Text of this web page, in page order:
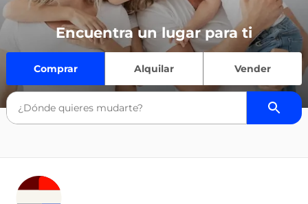
Encuentra un lugar para ti
Comprar Alquilar Vender